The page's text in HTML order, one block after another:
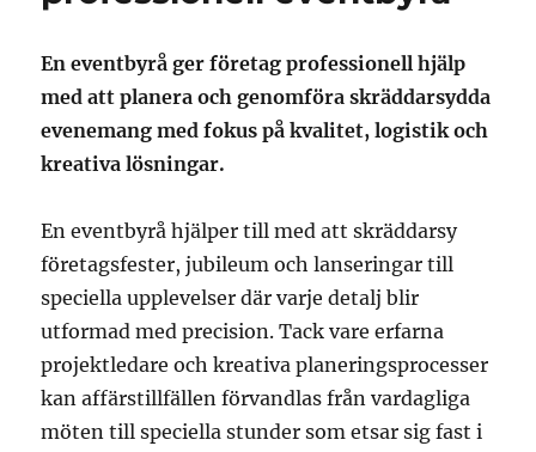
En eventbyrå ger företag professionell hjälp
med att planera och genomföra skräddarsydda
evenemang med fokus på kvalitet, logistik och
kreativa lösningar.
En eventbyrå hjälper till med att skräddarsy
företagsfester, jubileum och lanseringar till
speciella upplevelser där varje detalj blir
utformad med precision. Tack vare erfarna
projektledare och kreativa planeringsprocesser
kan affärstillfällen förvandlas från vardagliga
möten till speciella stunder som etsar sig fast i